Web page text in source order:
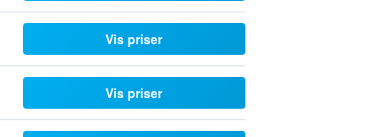
Vis priser
Vis priser